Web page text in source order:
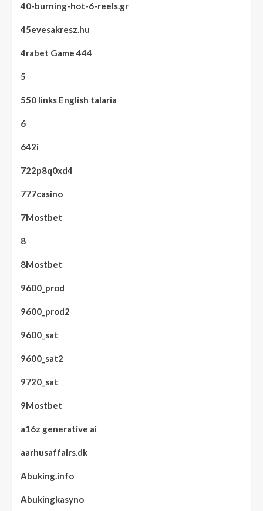
40-burning-hot-6-reels.gr
45evesakresz.hu
4rabet Game 444
5
550 links English talaria
6
642i
722p8q0xd4
777casino
7Mostbet
8
8Mostbet
9600_prod
9600_prod2
9600_sat
9600_sat2
9720_sat
9Mostbet
a16z generative ai
aarhusaffairs.dk
Abuking.info
Abukingkasyno